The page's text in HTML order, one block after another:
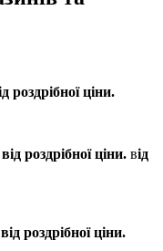
ціни.
роздрібної ціни. від
роздрібної ціни.